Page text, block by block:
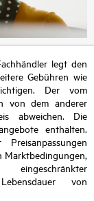
legt den
Gebühren wie
Der vom
von dem anderer
abweichen. Die
enthalten.
von